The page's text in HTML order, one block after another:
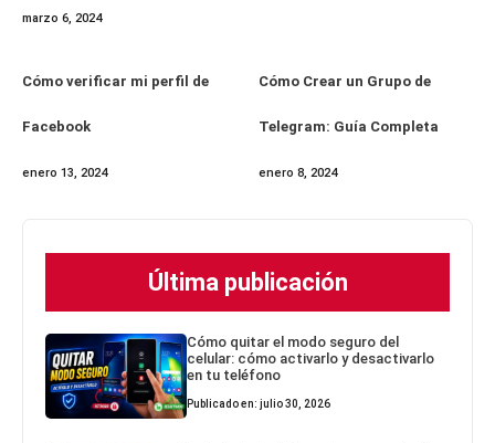
marzo 6, 2024
Cómo verificar mi perfil de
Facebook
enero 13, 2024
Cómo Crear un Grupo de
Telegram: Guía Completa
enero 8, 2024
Última publicación
Cómo quitar el modo seguro del
celular: cómo activarlo y desactivarlo
en tu teléfono
Publicado en: julio 30, 2026